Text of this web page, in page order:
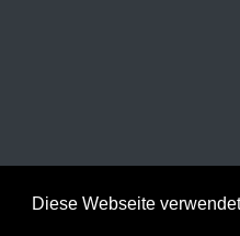
Diese Webseite